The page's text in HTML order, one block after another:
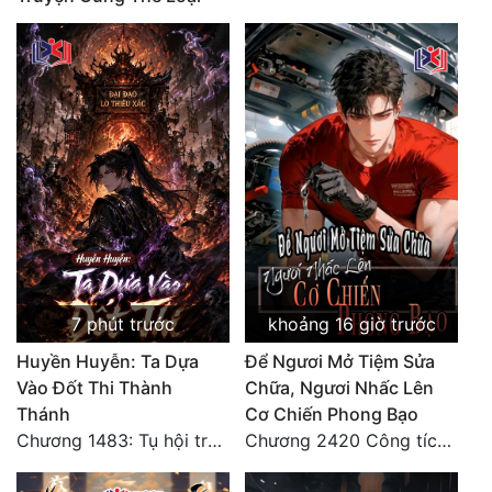
Tu Chân
Tu Tiên
Tội Phạm
Vô Địch
Võ Hiệp
Võng Du
Xuyên Không
Xuyên Nhanh
Xuyên Sách
Xuyên Thư
7 phút trước
Huyền Huyễn: Ta Dựa
Vào Đốt Thi Thành
Thánh
Chương 1483: Tụ hội trước đại chiến
khoảng 16 giờ trước
Để Ngươi Mở Tiệm Sửa
Chữa, Ngươi Nhấc Lên
Cơ Chiến Phong Bạo
Chương 2420 Công tích vĩ đại!! Cơ Tu Chi Thần?!